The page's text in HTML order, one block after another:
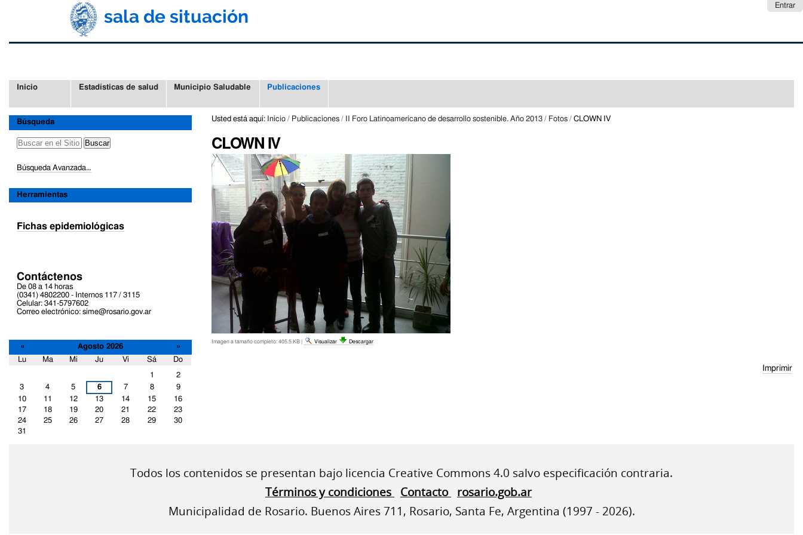
Entrar
Secciones
Inicio Estadísticas de salud Municipio Saludable Publicaciones
Usted está aquí: Inicio / Publicaciones / II Foro Latinoamericano de desarrollo sostenible. Año 2013 / Fotos /CLOWN IV
CLOWN IV
Imagen a tamaño completo: 405.5 KB | Visualizar Descargar
Imprimir
Búsqueda
Búsqueda Avanzada…
Herramientas
Fichas epidemiológicas
Contáctenos
De 08 a 14 horas
(0341) 4802200 - Internos 117 / 3115
Celular: 341-5797602
Correo electrónico: sime@rosario.gov.ar
« Agosto 2026 »
Lu Ma Mi Ju Vi Sá
Do
1
2
3
4 5 6 7 8
9
10
11 12 13 14 15
16
17
18 19 20 21 22
23
24
25 26 27 28 29
30
31